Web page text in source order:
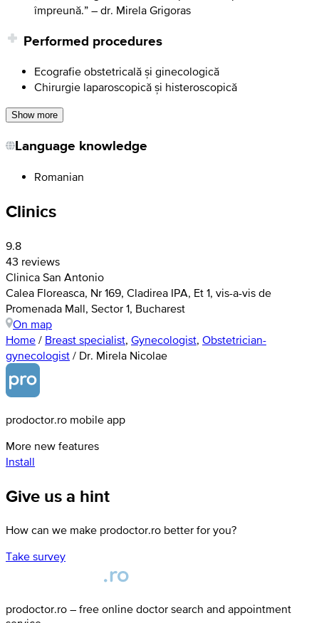
împreună.” – dr. Mirela Grigoras
Performed procedures
Ecografie obstetricală și ginecologică
Chirurgie laparoscopică și histeroscopică
Show more
Language knowledge
Romanian
Clinics
9.8
43 reviews
Clinica San Antonio
Calea Floreasca, Nr 169, Cladirea IPA, Et 1, vis-a-vis de
Promenada Mall, Sector 1, Bucharest
On map
Home / Breast specialist, Gynecologist, Obstetrician-
gynecologist / Dr. Mirela Nicolae
prodoctor.ro mobile app
More new features
Install
Give us a hint
How can we make prodoctor.ro better for you?
Take survey
prodoctor.ro – free online doctor search and appointment